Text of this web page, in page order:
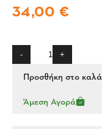
34,00 €
- +
Προσθήκη στο
Άμεση Αγορά